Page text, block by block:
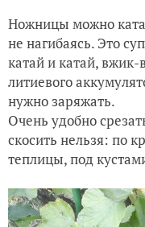
Ножницы можно
не нагибаясь. Это
катай и катай, вжик-
литиевого
нужно заряжать.
Очень удобно
скосить нельзя: по
теплицы, под